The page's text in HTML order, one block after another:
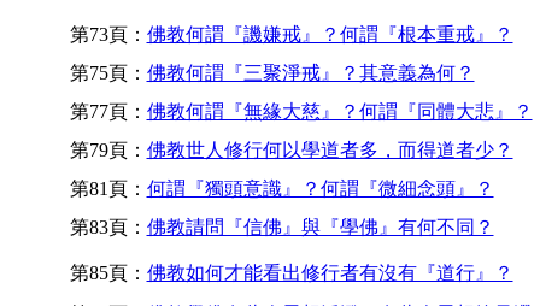
第73頁： 佛教何謂『譏嫌戒』？何謂『根本重戒』？
第75頁： 佛教何謂『三聚淨戒』？其意義為何？
第77頁： 佛教何謂『無緣大慈』？何謂『同體大悲』？
第79頁： 佛教世人修行何以學道者多，而得道者少？
第81頁： 何謂『獨頭意識』？何謂『微細念頭』？
第83頁： 佛教請問『信佛』與『學佛』有何不同？
第85頁： 佛教如何才能看出修行者有沒有『道行』？